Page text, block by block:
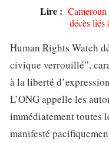
Lire : Cameroun
décès liés
Human Rights Watch
civique verrouillé”,
à la liberté
L’ONG appelle les
immédiatement toutes
manifesté